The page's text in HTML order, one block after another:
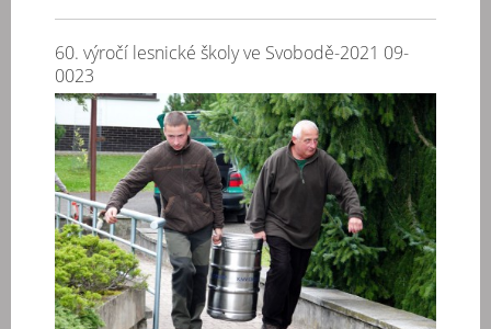
60. výročí lesnické školy ve Svobodě-2021 09-
0023